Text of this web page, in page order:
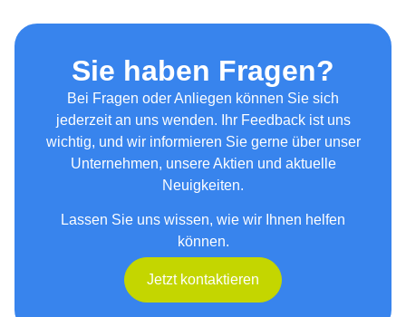
Sie haben Fragen?
Bei Fragen oder Anliegen können Sie sich
jederzeit an uns wenden. Ihr Feedback ist uns
wichtig, und wir informieren Sie gerne über unser
Unternehmen, unsere Aktien und aktuelle
Neuigkeiten.
Lassen Sie uns wissen, wie wir Ihnen helfen
können.
Jetzt kontaktieren